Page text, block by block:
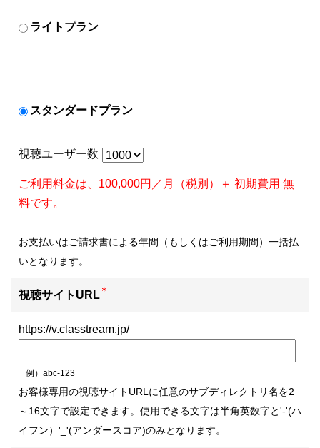
ライトプラン
スタンダードプラン
視聴ユーザー数
ご利用料金は、100,000円／月（税別）＋ 初期費用 無
料です。
お支払いはご請求書による年間（もしくはご利用期間）一括払
いとなります。
視聴サイトURL
https://v.classtream.jp/
例）abc-123
お客様専用の視聴サイトURLに任意のサブディレクトリ名を2
～16文字で設定できます。使用できる文字は半角英数字と'-'(ハ
イフン）'_'(アンダースコア)のみとなります。